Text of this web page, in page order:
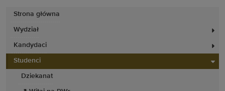
Strona główna
Wydział
Kandydaci
Studenci
Dziekanat